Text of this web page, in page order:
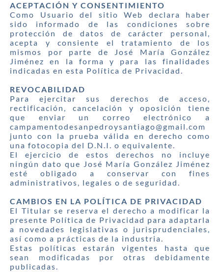
ACEPTACIÓN Y CONSENTIMIENTO
Como Usuario del sitio Web declara haber
sido informado de las condiciones sobre
protección de datos de carácter personal,
acepta y consiente el tratamiento de los
mismos por parte de José María González
Jiménez en la forma y para las finalidades
indicadas en esta Política de Privacidad.
REVOCABILIDAD
Para ejercitar sus derechos de acceso,
rectificación, cancelación y oposición tiene
que enviar un correo electrónico a
campamentodesanpedroysantiago@gmail.com
junto con la prueba válida en derecho como
una fotocopia del D.N.I. o equivalente.
El ejercicio de estos derechos no incluye
ningún dato que José María González Jiménez
esté obligado a conservar con fines
administrativos, legales o de seguridad.
CAMBIOS EN LA POLÍTICA DE PRIVACIDAD
El Titular se reserva el derecho a modificar la
presente Política de Privacidad para adaptarla
a novedades legislativas o jurisprudenciales,
así como a prácticas de la industria.
Estas políticas estarán vigentes hasta que
sean modificadas por otras debidamente
publicadas.